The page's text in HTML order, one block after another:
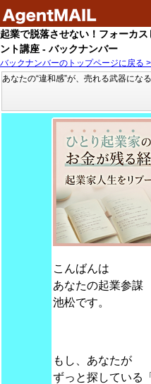
起業で脱落させない！フォーカ
ント講座 - バックナンバー
バックナンバーのトップページに戻る
あなたの“違和感”が、売れる武器にな
こんばんは
あなたの起業参謀
池松です。
もし、あなたが
ずっと探している